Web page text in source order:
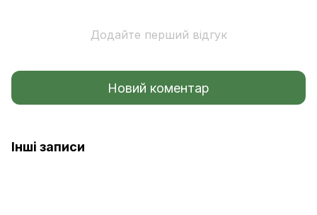
Додайте перший відгук
Новий коментар
Інші записи